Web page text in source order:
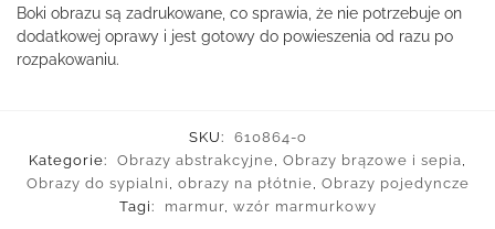
Boki obrazu są zadrukowane, co sprawia, że nie potrzebuje on
dodatkowej oprawy i jest gotowy do powieszenia od razu po
rozpakowaniu.
SKU:
610864-o
Kategorie:
Obrazy abstrakcyjne, Obrazy brązowe i sepia,
Obrazy do sypialni , obrazy na płótnie, Obrazy pojedyncze
Tagi:
marmur, wzór marmurkowy